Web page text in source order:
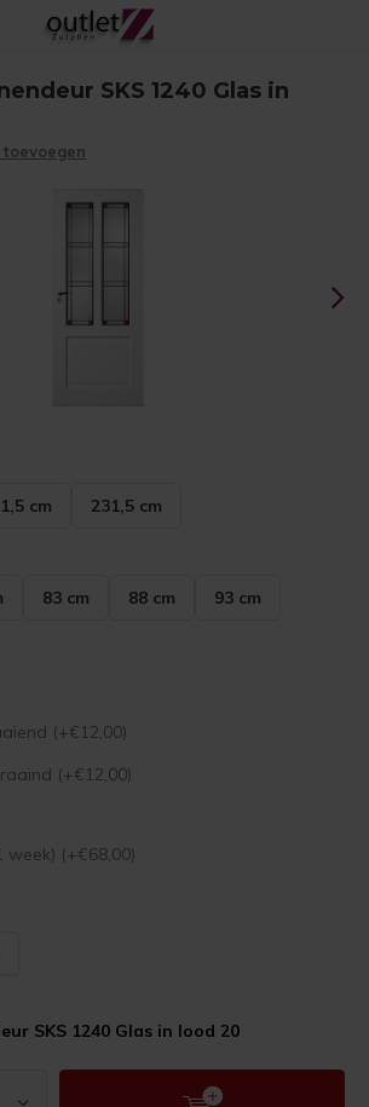
SKS 1240 Glas in
cm 231,5 cm
83 cm 88 cm 93 cm
(+€12,00)
(+€12,00)
week) (+€68,00)
SKS 1240 Glas in lood 20